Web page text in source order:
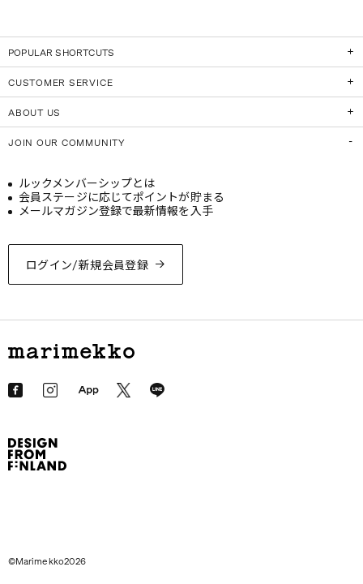
POPULAR SHORTCUTS
CUSTOMER SERVICE
ABOUT US
JOIN OUR COMMUNITY
ログイン/新規会員登録
ルックメンバーシップとは
会員ステージに応じてポイントが貯まる
メールマガジン登録で最新情報を入手
©Marimekko2026